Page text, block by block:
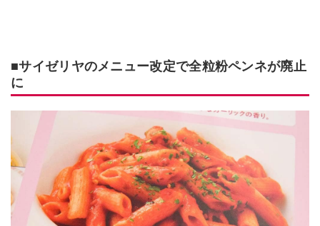
■サイゼリヤのメニュー改定で全粒粉ペンネが廃止
に